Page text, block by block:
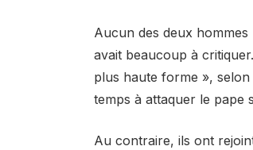
Aucun des deux hommes
avait beaucoup à
plus haute forme »,
temps à attaquer le pape
Au contraire, ils ont